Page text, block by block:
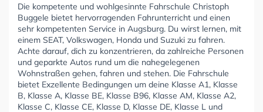
Die kompetente und wohlgesinnte Fahrschule Christoph
Buggele bietet hervorragenden Fahrunterricht und einen
sehr kompetenten Service in Augsburg. Du wirst lernen, mit
einem SEAT, Volkswagen, Honda und Suzuki zu fahren.
Achte darauf, dich zu konzentrieren, da zahlreiche Personen
und geparkte Autos rund um die nahegelegenen
Wohnstraßen gehen, fahren und stehen. Die Fahrschule
bietet Exzellente Bedingungen um deine Klasse A1, Klasse
B, Klasse A, Klasse BE, Klasse B96, Klasse AM, Klasse A2,
Klasse C, Klasse CE, Klasse D, Klasse DE, Klasse L und